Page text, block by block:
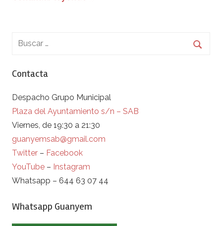
Contacta
Despacho Grupo Municipal
Plaza del Ayuntamiento s/n – SAB
Viernes, de 19:30 a 21:30
guanyemsab@gmail.com
Twitter – Facebook
YouTube – Instagram
Whatsapp – 644 63 07 44
Whatsapp Guanyem